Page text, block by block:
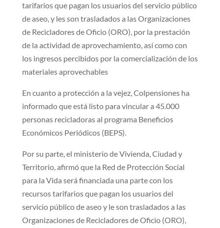
tarifarios que pagan los usuarios del servicio público
de aseo, y les son trasladados a las Organizaciones
de Recicladores de Oficio (ORO), por la prestación
de la actividad de aprovechamiento, así como con
los ingresos percibidos por la comercialización de los
materiales aprovechables
En cuanto a protección a la vejez, Colpensiones ha
informado que está listo para vincular a 45.000
personas recicladoras al programa Beneficios
Económicos Periódicos (BEPS).
Por su parte, el ministerio de Vivienda, Ciudad y
Territorio, afirmó que la Red de Protección Social
para la Vida será financiada una parte con los
recursos tarifarios que pagan los usuarios del
servicio público de aseo y le son trasladados a las
Organizaciones de Recicladores de Oficio (ORO),